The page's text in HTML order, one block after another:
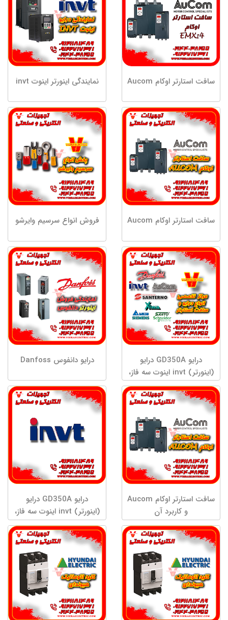
سافت استارتر اوکام Aucom نمایندگی اینورتر اینوت invt
سافت استارتر اوکام Aucom فروش انواع سرسیم وایرشو
درایو GD350A درایو
(اینورتر) invt اینوت سه فاز،
توان 2.2 کیلووات کاربری
پیشرفته سنگین GD350A-
2R2G/003P-4
درایو دانفوس Danfoss
سافت استارتر اوکام Aucom
و کاربرد آن
درایو GD350A درایو
(اینورتر) invt اینوت سه فاز،
توان 18.5 کیلووات کاربری
پیشرفته سنگین و 22
کیلووات کاربری سبک مدل
GD350A-018G/022P-4